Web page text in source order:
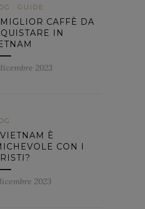
GUIDE
CAFFÈ DA
IN
2023
È
CON I
2023